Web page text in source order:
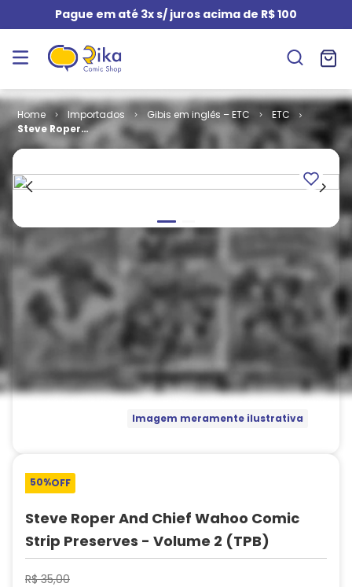
Pague em até 3x s/ juros acima de R$ 100
Importados Gibis em inglês – ETC
ETC
Steve Roper
and Chief
Strip
Preserves -
Imagem meramente ilustrativa
50%OFF
Steve Roper And Chief Wahoo Comic
Strip Preserves - Volume 2 (TPB)
R$ 35,00